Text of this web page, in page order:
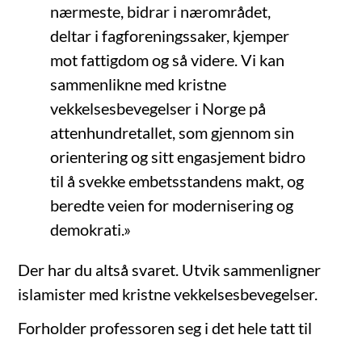
nærmeste, bidrar i nærområdet,
deltar i fagforeningssaker, kjemper
mot fattigdom og så videre. Vi kan
sammenlikne med kristne
vekkelsesbevegelser i Norge på
attenhundretallet, som gjennom sin
orientering og sitt engasjement bidro
til å svekke embetsstandens makt, og
beredte veien for modernisering og
demokrati.»
Der har du altså svaret. Utvik sammenligner
islamister med kristne vekkelsesbevegelser.
Forholder professoren seg i det hele tatt til